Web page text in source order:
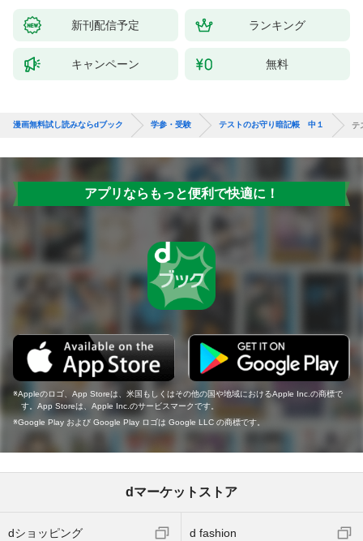
新刊配信予定 ランキング
キャンペーン 無料
漫画無料試し読みならdブック 学参・受験 テストのお守り暗記帳 中１ テ
アプリならもっと便利で快適に！
Appleのロゴ、App Storeは、米国もしくはその他の国や地域におけるApple Inc.の商標で
す。App Storeは、Apple Inc.のサービスマークです。
Google Play および Google Play ロゴは Google LLC の商標です。
dマーケットストア
dショッピング d fashion